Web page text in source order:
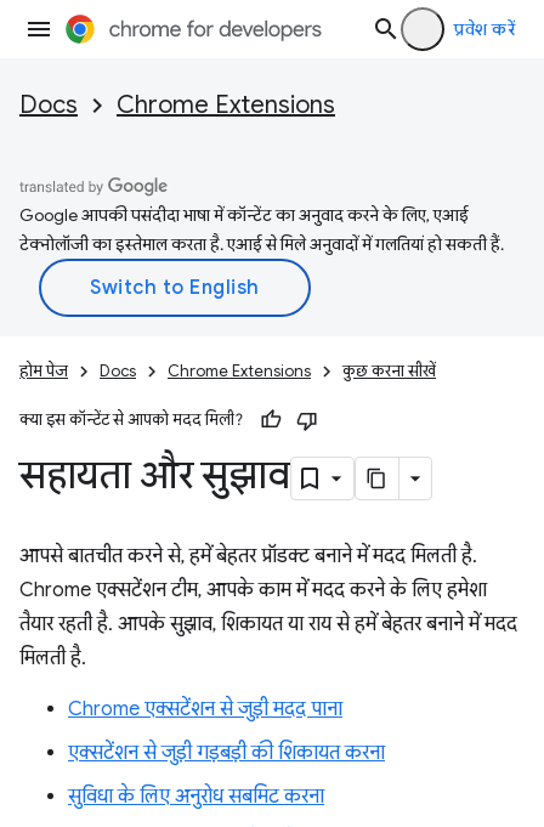
प्रवेश करें
Docs Chrome Extensions
Google आपकी पसंदीदा भाषा में कॉन्टेंट का अनुवाद करने के लिए, एआई
टेक्नोलॉजी का इस्तेमाल करता है. एआई से मिले अनुवादों में गलतियां हो सकती हैं.
होम पेज Docs Chrome Extensions कुछ करना सीखें
क्या इस कॉन्टेंट से आपको मदद मिली?
सहायता और सुझाव
आपसे बातचीत करने से, हमें बेहतर प्रॉडक्ट बनाने में मदद मिलती है.
Chrome एक्सटेंशन टीम, आपके काम में मदद करने के लिए हमेशा
तैयार रहती है. आपके सुझाव, शिकायत या राय से हमें बेहतर बनाने में मदद
मिलती है.
Chrome एक्सटेंशन से जुड़ी मदद पाना
एक्सटेंशन से जुड़ी गड़बड़ी की शिकायत करना
सुविधा के लिए अनुरोध सबमिट करना